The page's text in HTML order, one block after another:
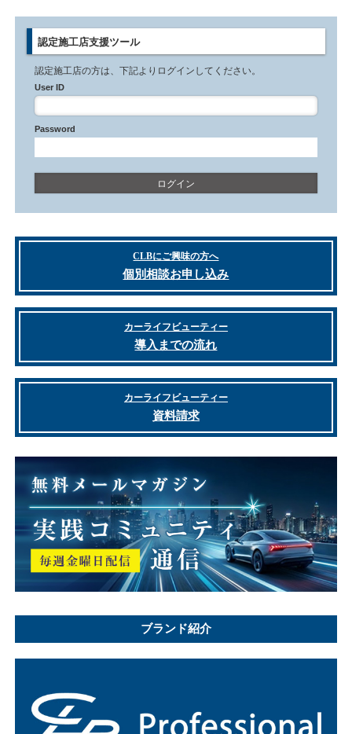
認定施工店支援ツール
認定施工店の方は、下記よりログインしてください。
User ID
Password
CLBにご興味の方へ
個別相談お申し込み
カーライフビューティー
導入までの流れ
カーライフビューティー
資料請求
ブランド紹介